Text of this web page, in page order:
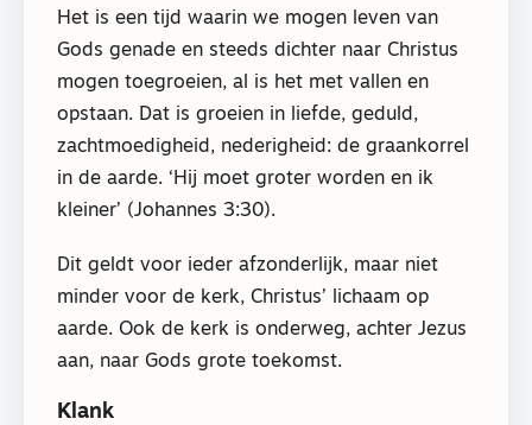
Het is een tijd waarin we mogen leven van
Gods genade en steeds dichter naar Christus
mogen toegroeien, al is het met vallen en
opstaan. Dat is groeien in liefde, geduld,
zachtmoedigheid, nederigheid: de graankorrel
in de aarde. ‘Hij moet groter worden en ik
kleiner’ (Johannes 3:30).
Dit geldt voor ieder afzonderlijk, maar niet
minder voor de kerk, Christus’ lichaam op
aarde. Ook de kerk is onderweg, achter Jezus
aan, naar Gods grote toekomst.
Klank